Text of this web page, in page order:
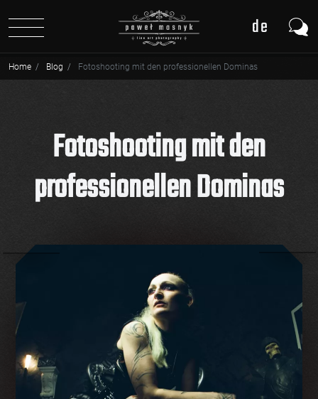
de
Home Blog Fotoshooting mit den professionellen Dominas
Fotoshooting mit den
professionellen Dominas